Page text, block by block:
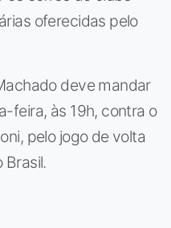
oferecidas pelo
deve mandar
feira, às 19h, contra o
pelo jogo de volta
Brasil.